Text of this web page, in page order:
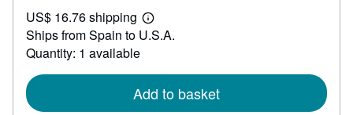
41.66
US$ 16.76 shipping
Learn
more
Ships from Spain to U.S.A.
Quantity: 1 available
Add to basket